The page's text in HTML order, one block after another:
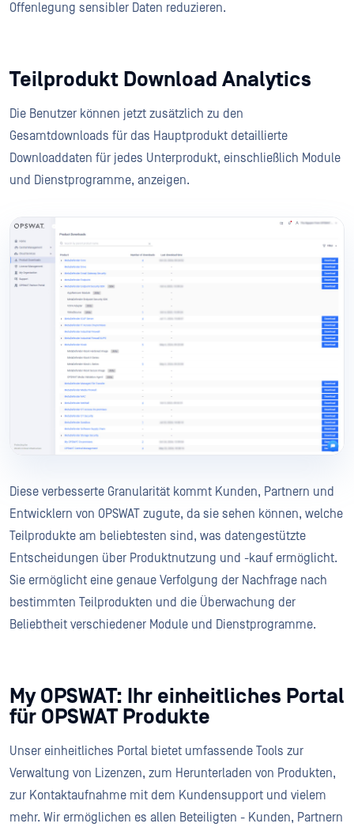
Offenlegung sensibler Daten reduzieren.
Teilprodukt Download Analytics
Die Benutzer können jetzt zusätzlich zu den
Gesamtdownloads für das Hauptprodukt detaillierte
Downloaddaten für jedes Unterprodukt, einschließlich Module
und Dienstprogramme, anzeigen.
Diese verbesserte Granularität kommt Kunden, Partnern und
Entwicklern von OPSWAT zugute, da sie sehen können, welche
Teilprodukte am beliebtesten sind, was datengestützte
Entscheidungen über Produktnutzung und -kauf ermöglicht.
Sie ermöglicht eine genaue Verfolgung der Nachfrage nach
bestimmten Teilprodukten und die Überwachung der
Beliebtheit verschiedener Module und Dienstprogramme.
My OPSWAT: Ihr einheitliches Portal
für OPSWAT Produkte
Unser einheitliches Portal bietet umfassende Tools zur
Verwaltung von Lizenzen, zum Herunterladen von Produkten,
zur Kontaktaufnahme mit dem Kundensupport und vielem
mehr. Wir ermöglichen es allen Beteiligten - Kunden, Partnern